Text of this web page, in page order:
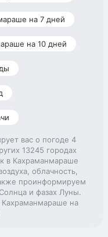
на 7 дней
на 10 дней
вас о погоде 4
13245 городах
в Кахраманмараше
облачность,
проинформируем
и фазах Луны.
Кахраманмараше на